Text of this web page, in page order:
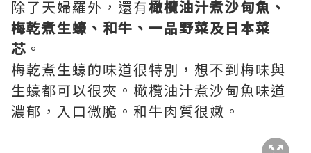
除了天婦羅外，還有橄欖油汁煮沙甸魚、
梅乾煮生蠔、和牛、一品野菜及日本菜
芯 。
梅乾煮生蠔的味道很特別，想不到梅味與
生蠔都可以很夾。橄欖油汁煮沙甸魚味道
濃郁，入口微脆。和牛肉質很嫩。